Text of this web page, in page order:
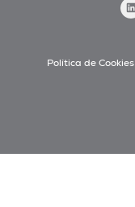
Política de Cookies